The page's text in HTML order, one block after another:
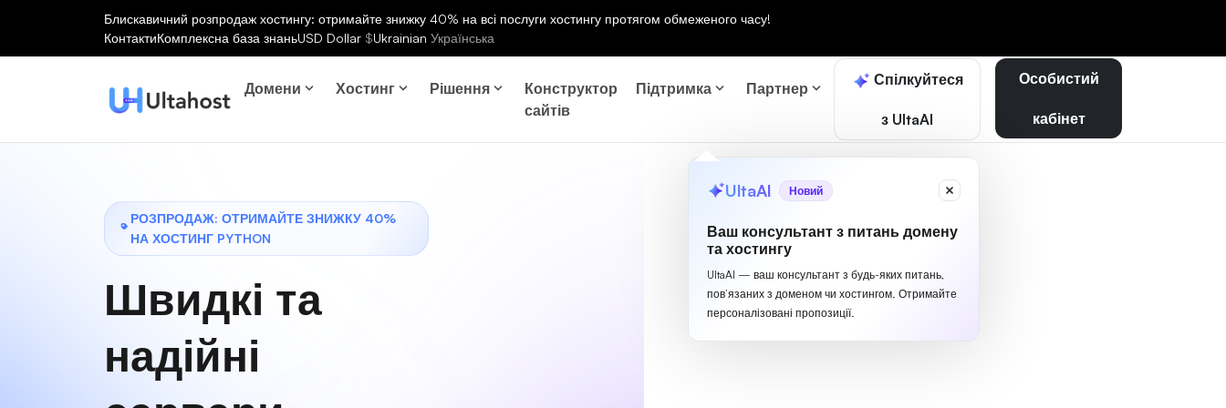
Блискавичний розпродаж хостингу: отримайте знижку 40% на всі послуги хостингу протягом обмеженого часу!
КонтактиКомплексна база знаньUSD Dollar $Ukrainian Українська
Домени Хостинг Рішення
Конструктор
сайтів
Підтримка Партнер Спілкуйтеся
з UltaAI
UltaAI Новий
Ваш консультант з питань домену
та хостингу
UltaAI — ваш консультант з будь-яких питань,
пов’язаних з доменом чи хостингом. Отримайте
персоналізовані пропозиції.
Особистий
кабінет
РОЗПРОДАЖ: ОТРИМАЙТЕ ЗНИЖКУ 40%
НА ХОСТИНГ PYTHON
Швидкі та
надійні